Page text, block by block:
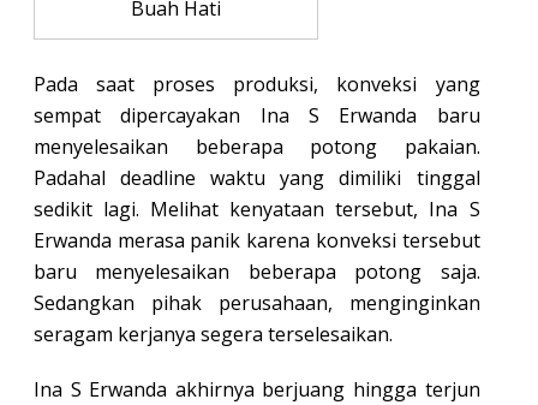
Buah Hati
Pada saat proses produksi, konveksi yang
sempat dipercayakan Ina S Erwanda baru
menyelesaikan beberapa potong pakaian.
Padahal deadline waktu yang dimiliki tinggal
sedikit lagi. Melihat kenyataan tersebut, Ina S
Erwanda merasa panik karena konveksi tersebut
baru menyelesaikan beberapa potong saja.
Sedangkan pihak perusahaan, menginginkan
seragam kerjanya segera terselesaikan.
Ina S Erwanda akhirnya berjuang hingga terjun